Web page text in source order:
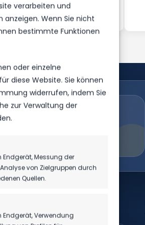
verarbeiten und
anzeigen. Wenn Sie nicht
bestimmte Funktionen
oder einzelne
diese Website. Sie können
widerrufen, indem Sie
zur Verwaltung der
Messung der
von Zielgruppen durch
Quellen.
Verwendung